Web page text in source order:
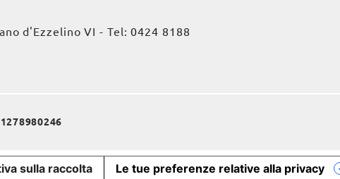
d'Ezzelino VI - Tel:0424 8188
sulla raccolta Le tue preferenze relative alla privacy